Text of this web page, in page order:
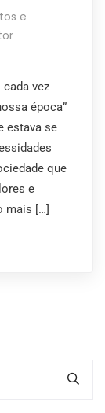
e
vez
época”
estava se
que
e
mais […]